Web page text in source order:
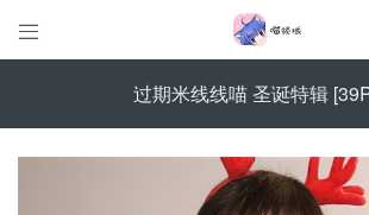

过期米线线喵 圣诞特辑